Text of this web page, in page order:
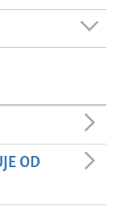
OD